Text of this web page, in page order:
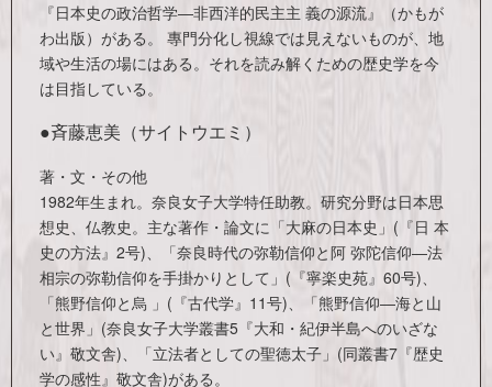
『日本史の政治哲学―非西洋的民主主 義の源流』（かもが
わ出版）がある。 專門分化し視線では見えないものが、地
域や生活の場にはある。それを読み解くための歴史学を今
は目指している。
●斉藤恵美（サイトウエミ）
著・文・その他
1982年生まれ。奈良女子大学特任助教。研究分野は日本思
想史、仏教史。主な著作・論文に「大麻の日本史」(『日 本
史の方法』2号)、「奈良時代の弥勒信仰と阿 弥陀信仰―法
相宗の弥勒信仰を手掛かりとして」(『寧楽史苑』60号)、
「熊野信仰と烏 」(『古代学』11号)、「熊野信仰―海と山
と世界」(奈良女子大学叢書5『大和・紀伊半島へのいざな
い』敬文舎)、「立法者としての聖徳太子」(同叢書7『歴史
学の感性』敬文舎)がある。